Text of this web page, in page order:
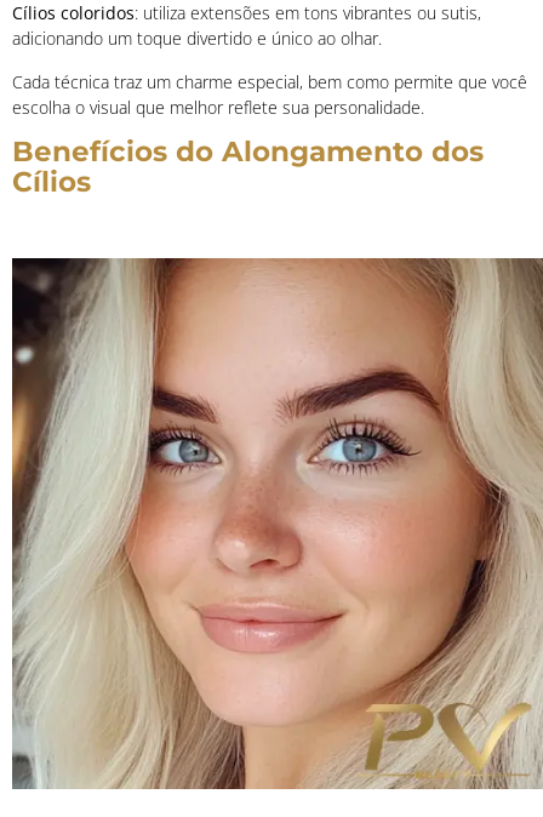
Cílios coloridos: utiliza extensões em tons vibrantes ou sutis,
adicionando um toque divertido e único ao olhar.
Cada técnica traz um charme especial, bem como permite que você
escolha o visual que melhor reflete sua personalidade.
Benefícios do Alongamento dos
Cílios